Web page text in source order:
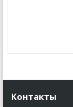
Контакты